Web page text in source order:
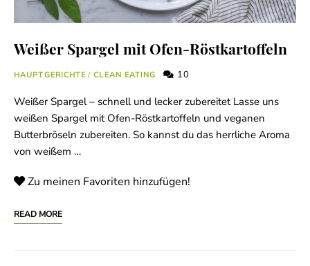
Weißer Spargel mit Ofen-Röstkartoffeln
HAUPTGERICHTE / CLEAN EATING 10
Weißer Spargel – schnell und lecker zubereitet Lasse uns
weißen Spargel mit Ofen-Röstkartoffeln und veganen
Butterbröseln zubereiten. So kannst du das herrliche Aroma
von weißem …
Zu meinen Favoriten hinzufügen!
READ MORE